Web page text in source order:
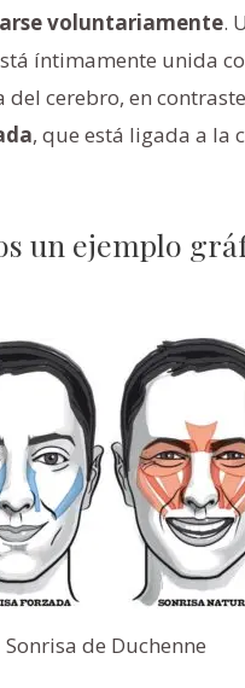
voluntariamente.
íntimamente unida
cerebro, en
, que está ligada a la
un ejemplo
Sonrisa de Duchenne